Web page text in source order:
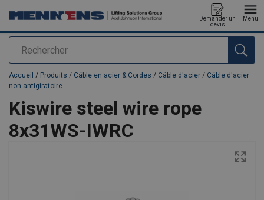
Rechercher
Demander un
devis
Menu
Ajouté au panier
Accueil / Produits / Câble en acier & Cordes / Câble d'acier / Câble d'acier
non antigiratoire
Kiswire steel wire rope
8x31WS-IWRC